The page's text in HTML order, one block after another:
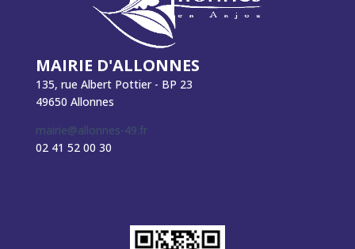
MAIRIE D'ALLONNES
135, rue Albert Pottier - BP 23
49650 Allonnes
mairie@allonnes-49.fr
02 41 52 00 30